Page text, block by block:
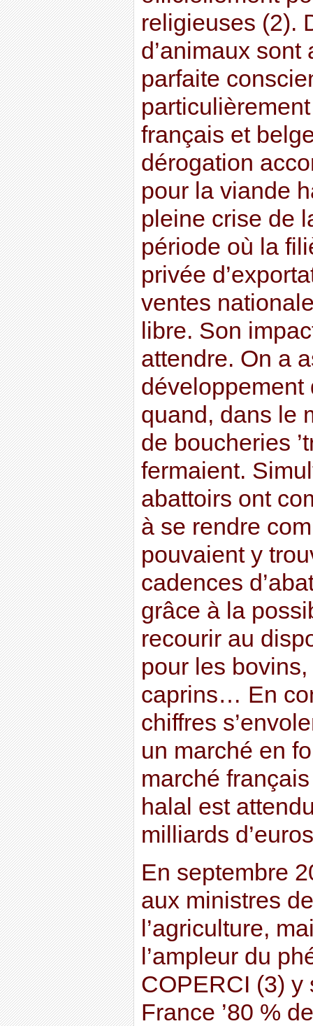
religieuses (2).
d’animaux
parfaite
français et
dérogation
pour la viande
pleine crise de
période où la
privée
ventes
libre. Son
attendre. On a
développement
quand, dans le
de boucheries
fermaient.
abattoirs ont
à se rendre
pouvaient y
cadences
grâce à la
recourir au
pour les
caprins… En
chiffres
un marché en
marché
halal est
milliards
En septembre
aux ministres
l’agriculture,
l’ampleur du
COPERCI (3) y
France ’80 %